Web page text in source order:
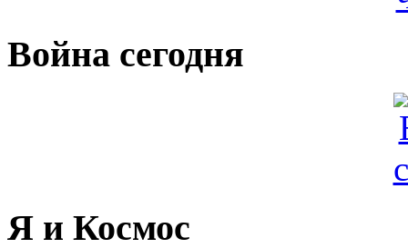
Война сегодня
Я и Космос